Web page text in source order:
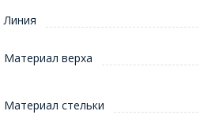
Линия
Материал верха
Материал стельки